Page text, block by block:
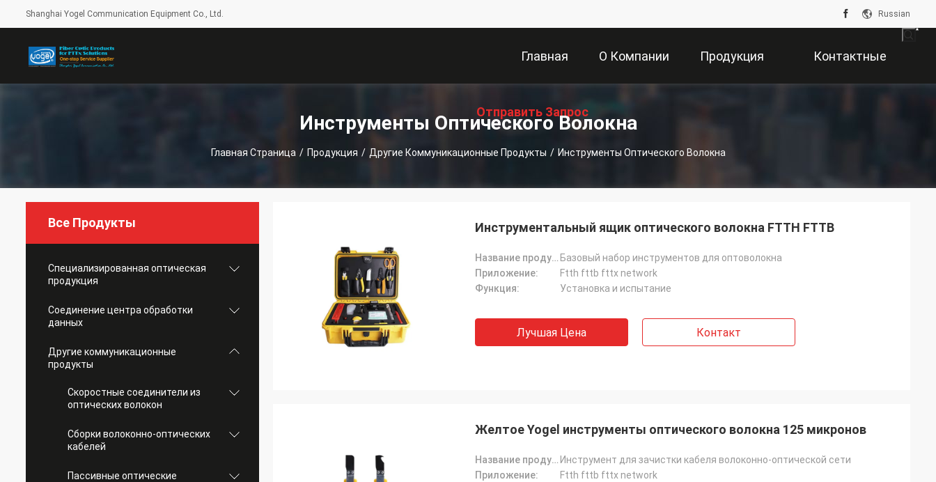
Shanghai Yogel Communication Equipment Co., Ltd. Russian
Главная
Страница
О Компании Продукция Контактные
Данные
Отправить Запрос
Инструменты Оптического Волокна
Главная Страница / Продукция / Другие Коммуникационные Продукты / Инструменты Оптического Волокна
Все Продукты
Специализированная оптическая
продукция
Соединение центра обработки
данных
Другие коммуникационные
продукты
Скоростные соединители из
оптических волокон
Сборки волоконно-оптических
кабелей
Пассивные оптические
Инструментальный ящик оптического волокна FTTH FTTB
Название продукта: Базовый набор инструментов для оптоволокна
Приложение:
Ftth fttb fttx network
Функция:
Установка и испытание
Лучшая Цена Контакт
Желтое Yogel инструменты оптического волокна 125 микронов
Название продукта: Инструмент для зачистки кабеля волоконно-оптической сети
Приложение:
Ftth fttb fttx network